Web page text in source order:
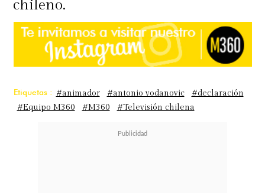
chileno.
Etiquetas : #animador #antonio vodanovic
#declaración
#Equipo M360
#M360 #Televisión chilena